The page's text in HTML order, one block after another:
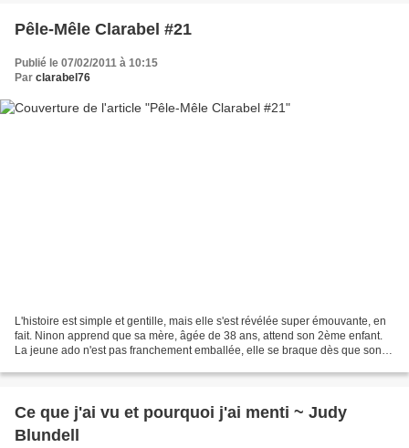
Pêle-Mêle Clarabel #21
Publié le 07/02/2011 à 10:15
Par clarabel76
L'histoire est simple et gentille, mais elle s'est révélée super émouvante, en
fait. Ninon apprend que sa mère, âgée de 38 ans, attend son 2ème enfant.
La jeune ado n'est pas franchement emballée, elle se braque dès que son
Ce que j'ai vu et pourquoi j'ai menti ~ Judy
Blundell